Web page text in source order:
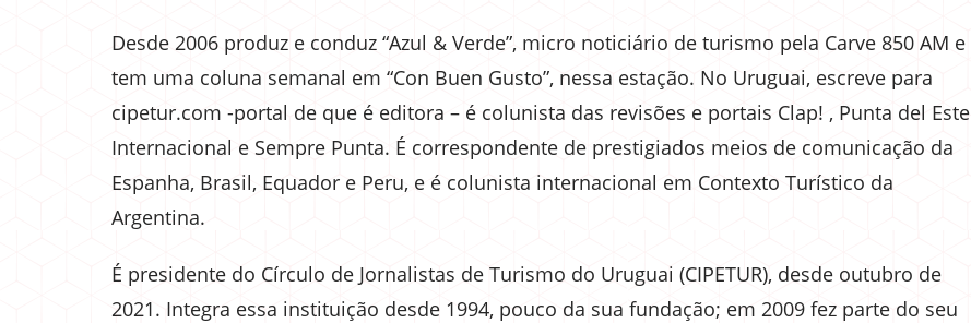
Desde 2006 produz e conduz “Azul & Verde”, micro noticiário de turismo pela Carve 850 AM e
tem uma coluna semanal em “Con Buen Gusto”, nessa estação. No Uruguai, escreve para
cipetur.com -portal de que é editora – é colunista das revisões e portais Clap! , Punta del Este
Internacional e Sempre Punta. É correspondente de prestigiados meios de comunicação da
Espanha, Brasil, Equador e Peru, e é colunista internacional em Contexto Turístico da
Argentina.
É presidente do Círculo de Jornalistas de Turismo do Uruguai (CIPETUR), desde outubro de
2021. Integra essa instituição desde 1994, pouco da sua fundação; em 2009 fez parte do seu